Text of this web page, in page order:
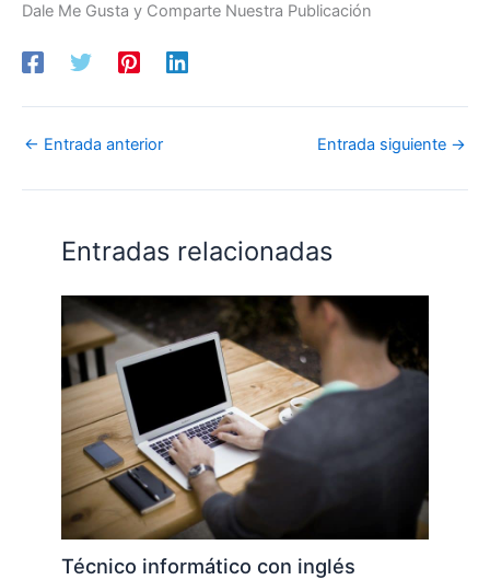
Dale Me Gusta y Comparte Nuestra Publicación
← Entrada anterior Entrada siguiente →
Entradas relacionadas
Técnico informático con inglés